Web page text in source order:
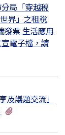
局「穿越稅
界」之租稅
票 生活應用
電子檔，請
及議題交流」